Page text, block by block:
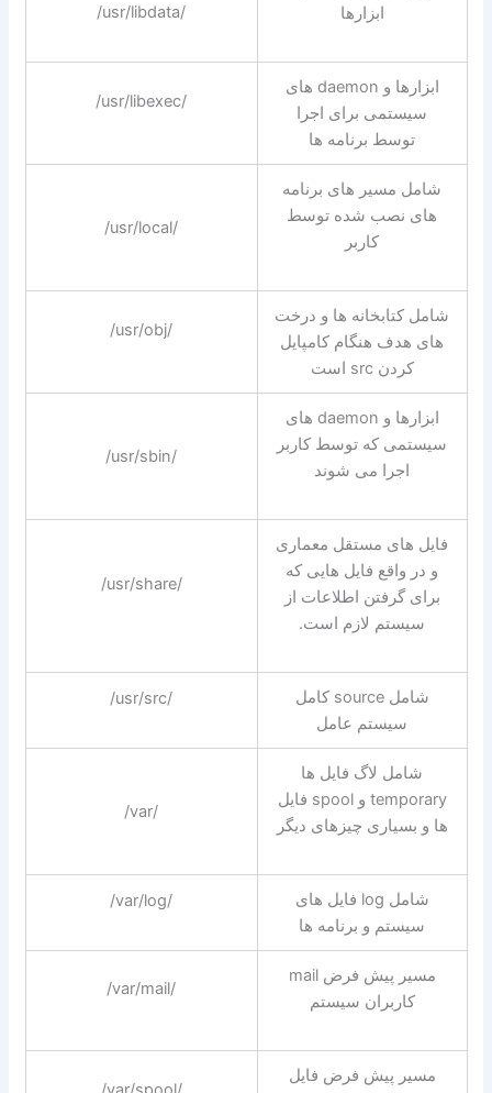
ابزارها
/usr/libdata/
ابزارها و daemon های
سیستمی برای اجرا
توسط برنامه ها
/usr/libexec/
شامل مسیر های برنامه
های نصب شده توسط
کاربر
/usr/local/
شامل کتابخانه ها و درخت
های هدف هنگام کامپایل
کردن src است
/usr/obj/
ابزارها و daemon های
سیستمی که توسط کاربر
اجرا می شوند
/usr/sbin/
فایل های مستقل معماری
و در واقع فایل هایی که
برای گرفتن اطلاعات از
سیستم لازم است.
/usr/share/
شامل source کامل
سیستم عامل
/usr/src/
شامل لاگ فایل ها
temporary و spool فایل
ها و بسیاری چیزهای دیگر
/var/
شامل log فایل های
سیستم و برنامه ها
/var/log/
مسیر پیش فرض mail
کاربران سیستم
/var/mail/
مسیر پیش فرض فایل